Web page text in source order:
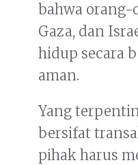
bahwa orang-
Gaza, dan
hidup secara
aman.
Yang
bersifat
pihak harus